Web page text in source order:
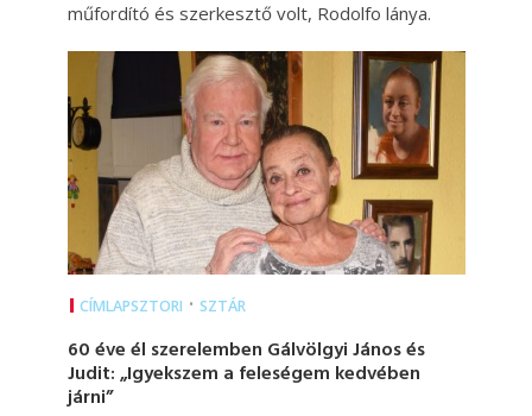
műfordító és szerkesztő volt, Rodolfo lánya.
CÍMLAPSZTORI • SZTÁR
60 éve él szerelemben Gálvölgyi János és
Judit: „Igyekszem a feleségem kedvében
járni”